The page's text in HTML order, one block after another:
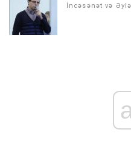
İncəsənət və